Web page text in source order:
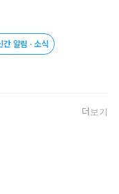
하는 잡지 편집부에
는 어느 정도 ‘법칙’이
에 그 법칙을 조금씩
즈, 『다이의 대모험』
육성하는 데 핵심적인
알림 · 소식
더보기